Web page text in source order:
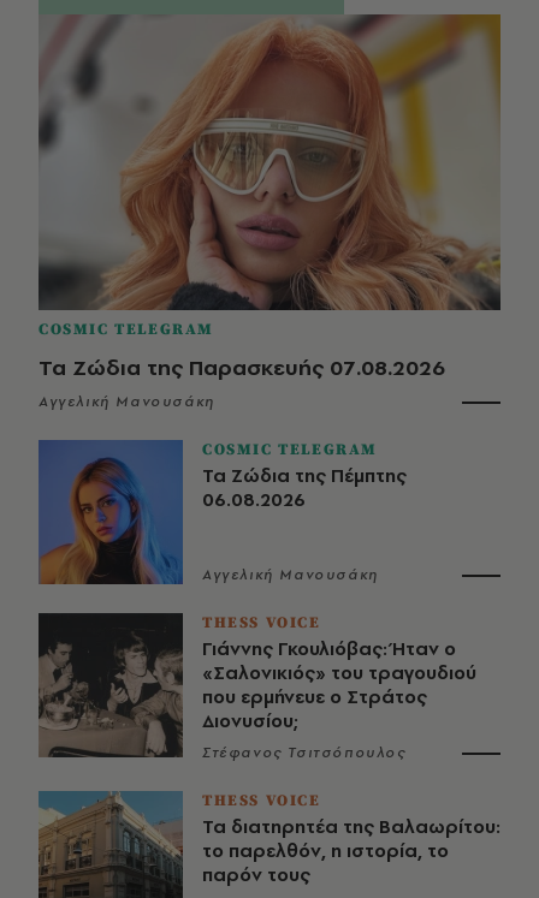
COSMIC TELEGRAM
Τα Ζώδια της Παρασκευής 07.08.2026
Αγγελική Μανουσάκη
COSMIC TELEGRAM
Τα Ζώδια της Πέμπτης
06.08.2026
Αγγελική Μανουσάκη
THESS VOICE
Γιάννης Γκουλιόβας: Ήταν ο
«Σαλονικιός» του τραγουδιού
που ερμήνευε ο Στράτος
Διονυσίου;
Στέφανος Τσιτσόπουλος
THESS VOICE
Τα διατηρητέα της Βαλαωρίτου:
το παρελθόν, η ιστορία, το
παρόν τους